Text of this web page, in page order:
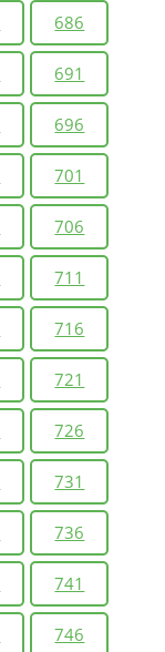
686
691
696
701
706
711
716
721
726
731
736
741
746